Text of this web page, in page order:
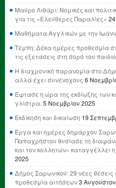
Μαύρο Λιθάρι: Νομικές και
για τις «Ελεύθερες Παραλίες»
Μαθήματα Αγγλικών με την
Τέμπη: Δέκα ημέρες προθεσμία
τις εξετάσεις στη σορό του
Η διαχρονική παρανομία στο
αλλά έχει συνένοχους 6
Έφτασε η ώρα της εκδίωξης των
γλίστρα. 5 Νοεμβρίου 2025
Εκδίκηση και δικαίωση 19
Έργα και ημέρες δημάρχου
Παπαχρήστου θυσίασε τη
και τον κολλητών» καταγγέλλει
2025
Δήμος Σαρωνικού: 29 νέες θέσεις
προθεσμία αιτήσεων3